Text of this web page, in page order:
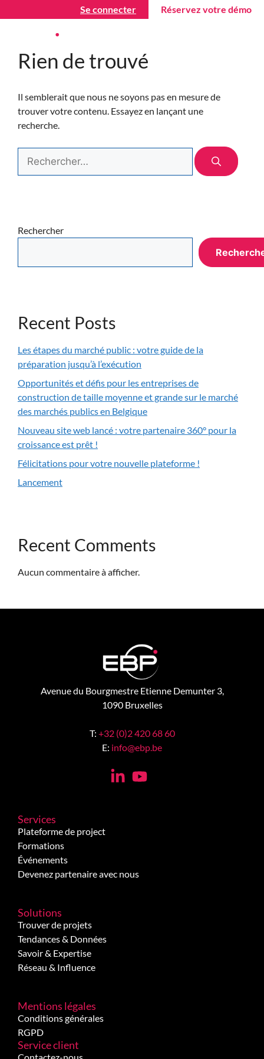
Se connecter Réservez votre démo
Rien de trouvé
Il semblerait que nous ne soyons pas en mesure de
trouver votre contenu. Essayez en lançant une
recherche.
Rechercher
Recent Posts
Les étapes du marché public : votre guide de la
préparation jusqu’à l’exécution
Opportunités et défis pour les entreprises de
construction de taille moyenne et grande sur le marché
des marchés publics en Belgique
Nouveau site web lancé : votre partenaire 360° pour la
croissance est prêt !
Félicitations pour votre nouvelle plateforme !
Lancement
Recent Comments
Aucun commentaire à afficher.
Avenue du Bourgmestre Etienne Demunter 3,
1090 Bruxelles
T: +32 (0)2 420 68 60
E: info@ebp.be
Services
Plateforme de project
Formations
Événements
Devenez partenaire avec nous
Solutions
Trouver de projets
Tendances & Données
Savoir & Expertise
Réseau & Influence
Mentions légales
Conditions générales
RGPD
Service client